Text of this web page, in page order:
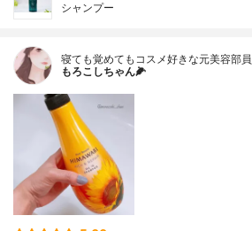
シャンプー
寝ても覚めてもコスメ好きな元美容部員
もろこしちゃん🌽